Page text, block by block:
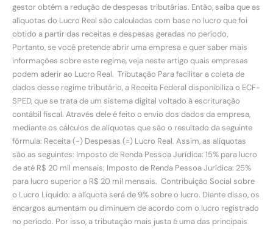
gestor obtém a redução de despesas tributárias. Então, saiba que as
alíquotas do Lucro Real são calculadas com base no lucro que foi
obtido a partir das receitas e despesas geradas no período.
Portanto, se você pretende abrir uma empresa e quer saber mais
informações sobre este regime, veja neste artigo quais empresas
podem aderir ao Lucro Real. Tributação Para facilitar a coleta de
dados desse regime tributário, a Receita Federal disponibiliza o ECF-
SPED, que se trata de um sistema digital voltado à escrituração
contábil fiscal. Através dele é feito o envio dos dados da empresa,
mediante os cálculos de alíquotas que são o resultado da seguinte
fórmula: Receita (-) Despesas (=) Lucro Real. Assim, as alíquotas
são as seguintes: Imposto de Renda Pessoa Jurídica: 15% para lucro
de até R$ 20 mil mensais; Imposto de Renda Pessoa Jurídica: 25%
para lucro superior a R$ 20 mil mensais. Contribuição Social sobre
o Lucro Líquido: a alíquota será de 9% sobre o lucro. Diante disso, os
encargos aumentam ou diminuem de acordo com o lucro registrado
no período. Por isso, a tributação mais justa é uma das principais